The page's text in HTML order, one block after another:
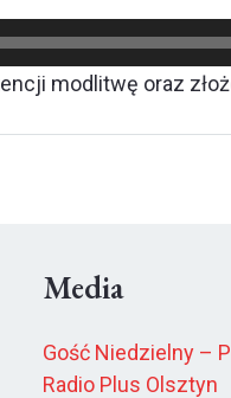
modlitwę oraz
Media
Gość Niedzielny –
Radio Plus Olsztyn